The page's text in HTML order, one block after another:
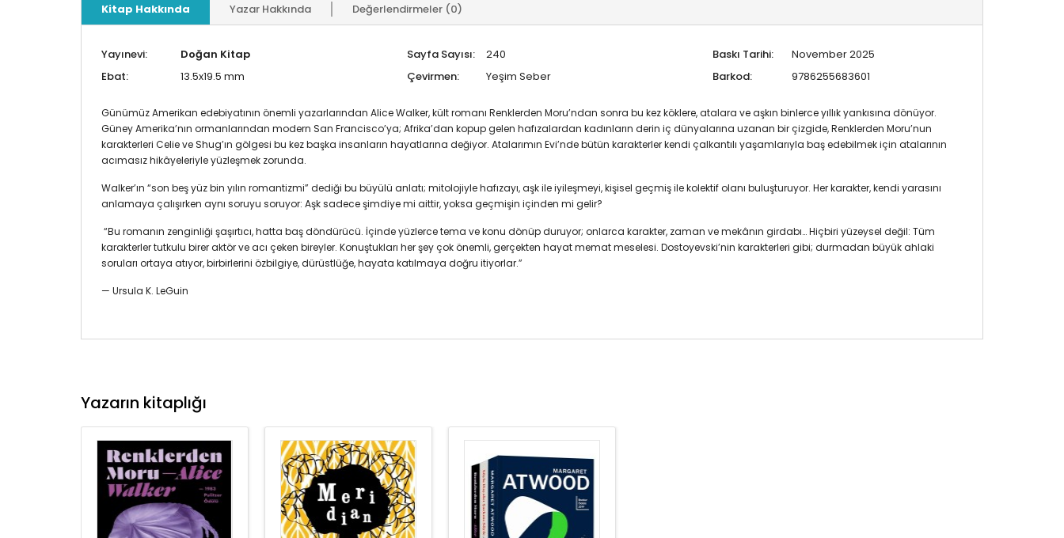
Kitap Hakkında Yazar Hakkında Değerlendirmeler (0)
Yayınevi: Doğan Kitap Sayfa Sayısı: 240 Baskı Tarihi:
November 2025
Ebat:
13.5x19.5 mm Çevirmen: Yeşim Seber Barkod: 9786255683601
Günümüz Amerikan edebiyatının önemli yazarlarından Alice Walker, kült romanı Renklerden Moru’ndan sonra bu kez köklere, atalara ve aşkın binlerce yıllık yankısına dönüyor.
Güney Amerika’nın ormanlarından modern San Francisco’ya; Afrika’dan kopup gelen hafızalardan kadınların derin iç dünyalarına uzanan bir çizgide, Renklerden Moru’nun
karakterleri Celie ve Shug’ın gölgesi bu kez başka insanların hayatlarına değiyor. Atalarımın Evi’nde bütün karakterler kendi çalkantılı yaşamlarıyla baş edebilmek için atalarının
acımasız hikâyeleriyle yüzleşmek zorunda.
Walker’ın “son beş yüz bin yılın romantizmi” dediği bu büyülü anlatı; mitolojiyle hafızayı, aşk ile iyileşmeyi, kişisel geçmiş ile kolektif olanı buluşturuyor. Her karakter, kendi yarasını
anlamaya çalışırken aynı soruyu soruyor: Aşk sadece şimdiye mi aittir, yoksa geçmişin içinden mi gelir?
“Bu romanın zenginliği şaşırtıcı, hatta baş döndürücü. İçinde yüzlerce tema ve konu dönüp duruyor; onlarca karakter, zaman ve mekânın girdabı… Hiçbiri yüzeysel değil: Tüm
karakterler tutkulu birer aktör ve acı çeken bireyler. Konuştukları her şey çok önemli, gerçekten hayat memat meselesi. Dostoyevski’nin karakterleri gibi; durmadan büyük ahlaki
soruları ortaya atıyor, birbirlerini özbilgiye, dürüstlüğe, hayata katılmaya doğru itiyorlar.”
— Ursula K. LeGuin
Yazarın kitaplığı